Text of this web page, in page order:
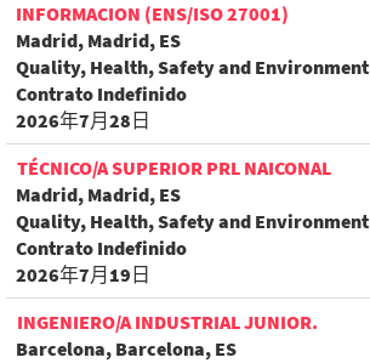
INFORMACION (ENS/ISO 27001)
Madrid, Madrid, ES
Quality, Health, Safety and Environment
Contrato Indefinido
2026年7月28日
TÉCNICO/A SUPERIOR PRL NAICONAL
Madrid, Madrid, ES
Quality, Health, Safety and Environment
Contrato Indefinido
2026年7月19日
INGENIERO/A INDUSTRIAL JUNIOR.
Barcelona, Barcelona, ES